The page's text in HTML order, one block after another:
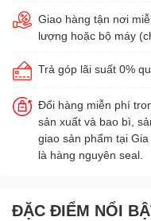
Giao hàng tận nơi
lượng hoặc bộ máy
Trả góp lãi suất 0%
Đổi hàng miễn phí
sản xuất và bao bì,
giao sản phẩm tại
là hàng nguyên seal.
ĐẶC ĐIỂM NỔI